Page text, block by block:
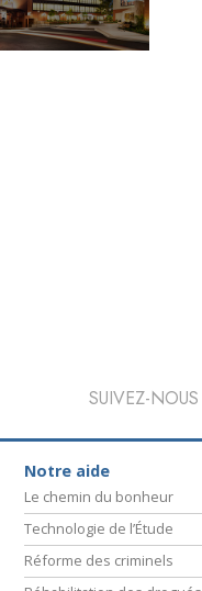
SUIVEZ-NOUS
Notre aide
Le chemin du bonheur
Technologie de l’Étude
Réforme des criminels